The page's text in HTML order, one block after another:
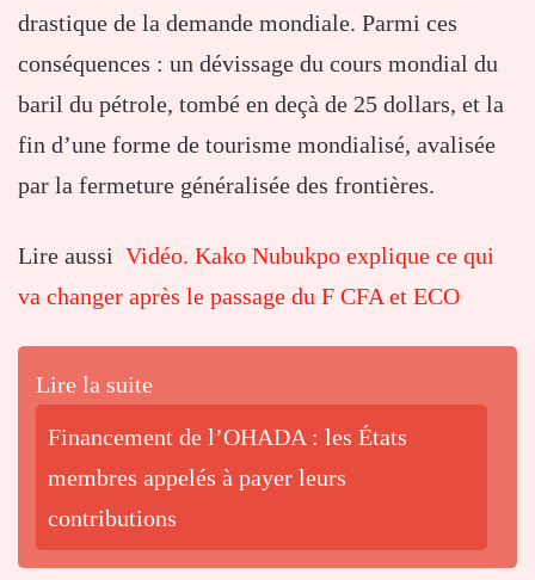
drastique de la demande mondiale. Parmi ces
conséquences : un dévissage du cours mondial du
baril du pétrole, tombé en deçà de 25 dollars, et la
fin d’une forme de tourisme mondialisé, avalisée
par la fermeture généralisée des frontières.
Lire aussi Vidéo. Kako Nubukpo explique ce qui
va changer après le passage du F CFA et ECO
Lire la suite
Financement de l’OHADA : les États
membres appelés à payer leurs
contributions